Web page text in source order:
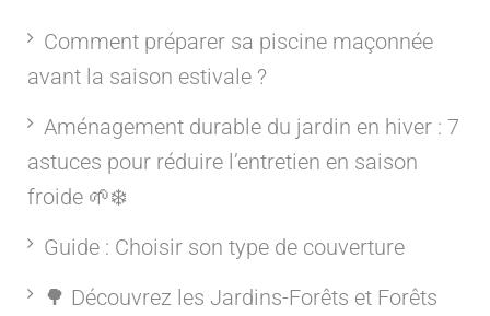
Comment préparer sa piscine maçonnée
avant la saison estivale ?
Aménagement durable du jardin en hiver : 7
astuces pour réduire l’entretien en saison
froide 🌱❄️
Guide : Choisir son type de couverture
🌳 Découvrez les Jardins-Forêts et Forêts